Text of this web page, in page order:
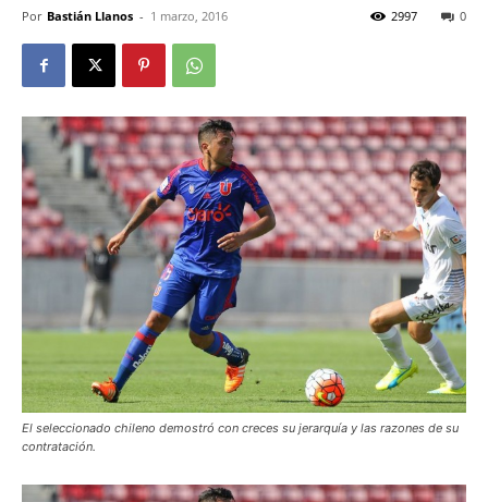
Por Bastián Llanos - 1 marzo, 2016 0
2997
El seleccionado chileno demostró con creces su jerarquía y las razones de su
contratación.